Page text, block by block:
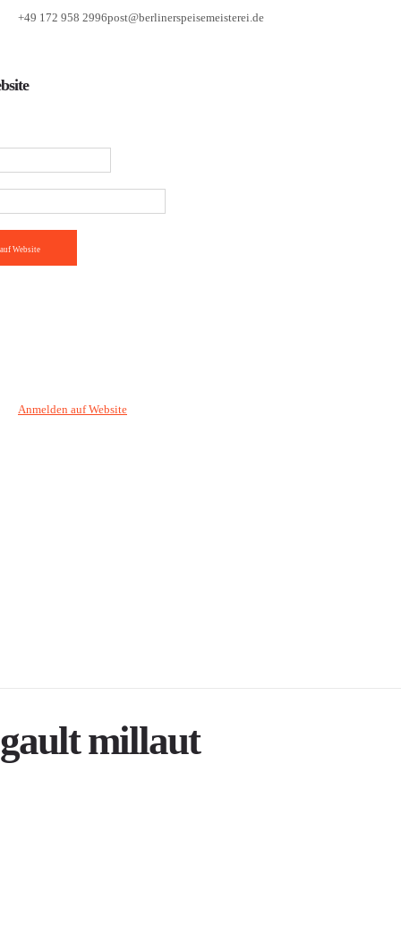
+49 172 958 2996post@berlinerspeisemeisterei.de
Website
Anmelden auf Website
gault millaut